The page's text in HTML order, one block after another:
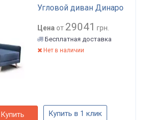
Угловой диван Динаро
Цена от 29041 грн.
Бесплатная доставка
Нет в наличии
Купить Купить в 1 клик